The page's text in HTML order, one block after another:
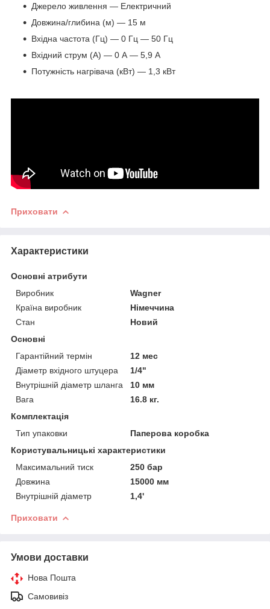
Джерело живлення — Електричний
Довжина/глибина (м) — 15 м
Вхідна частота (Гц) — 0 Гц — 50 Гц
Вхідний струм (А) — 0 А — 5,9 А
Потужність нагрівача (кВт) — 1,3 кВт
Приховати
Характеристики
Основні атрибути
Виробник
Wagner
Країна виробник
Німеччина
Стан
Новий
Основні
Гарантійний термін
12 мес
Діаметр вхідного штуцера
1/4"
Внутрішній діаметр шланга
10 мм
Вага
16.8 кг.
Комплектація
Тип упаковки
Паперова коробка
Користувальницькі характеристики
Максимальний тиск
250 бар
Довжина
15000 мм
Внутрішній діаметр
1,4'
Приховати
Умови доставки
Нова Пошта
Самовивіз